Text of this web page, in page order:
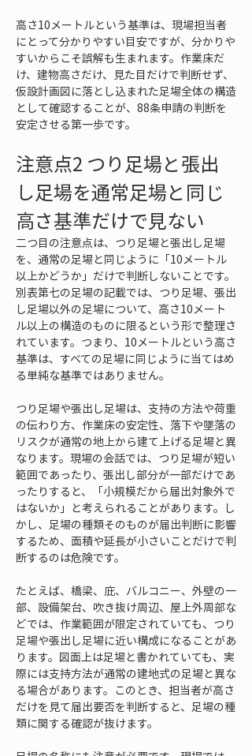
高さ10メートルという基準は、現場担当者
にとって分かりやすい目安ですが、分かりや
すいからこそ誤解も生まれます。作業床だ
け、建物高さだけ、見た目だけで判断せず、
仮設計画図に落とし込まれた足場全体の構造
として確認することが、88条申請の判断を
安定させる第一歩です。
注意点2 つり足場と張出
し足場を通常足場と同じ
高さ基準だけで見ない
二つ目の注意点は、つり足場と張出し足場
を、通常の足場と同じように「10メートル
以上かどうか」だけで判断しないことです。
別表第七の足場の記載では、つり足場、張出
し足場以外の足場について、高さ10メート
ル以上の構造のものに限るという形で整理さ
れています。つまり、10メートルという高さ
基準は、すべての足場に同じように当てはめ
る単純な基準ではありません。
つり足場や張出し足場は、支持の方法や荷重
の伝わり方、作業床の安定性、落下や墜落の
リスクが通常の地上から建て上げる足場と異
なります。現場の会話では、つり足場が短い
範囲であったり、張出し部分が一部だけであ
ったりすると、「小規模だから届出対象外で
はないか」と考えられることがあります。し
かし、足場の種類そのものが届出判断に影響
するため、面積や延長が小さいことだけで判
断するのは危険です。
たとえば、橋梁、庇、バルコニー、外壁の一
部、設備架台、吹き抜け周辺、屋上外周部な
どでは、作業範囲が限定されていても、つり
足場や張出し足場に近い構成になることがあ
ります。図面上は足場と書かれていても、実
際には支持方法が通常の建地式の足場と異な
る場合があります。このとき、担当者が高さ
だけを見て届出要否を判断すると、足場の種
類に関する確認が抜けます。